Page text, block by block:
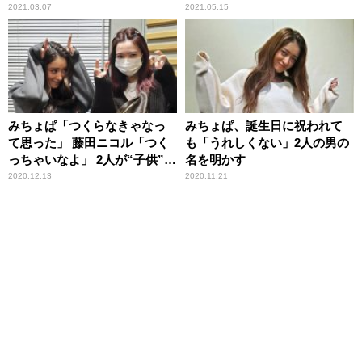
ドに理解
2021.03.07
返る
2021.05.15
みちょぱ「つくらなきゃなっ
て思った」 藤田ニコル「つく
っちゃいなよ」 2人が“子供”ト
ークで盛り上がったわけ
2020.12.13
みちょぱ、誕生日に祝われて
も「うれしくない」2人の男の
名を明かす
2020.11.21